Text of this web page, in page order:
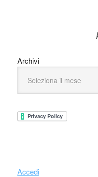
Archivi
Accedi